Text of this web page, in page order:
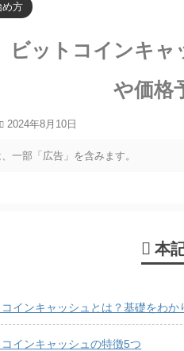
め方
ビットコインキ
や価格
2024年8月10日
一部「広告」を含みます。
本
コインキャッシュとは？基礎をわか
コインキャッシュの特徴5つ